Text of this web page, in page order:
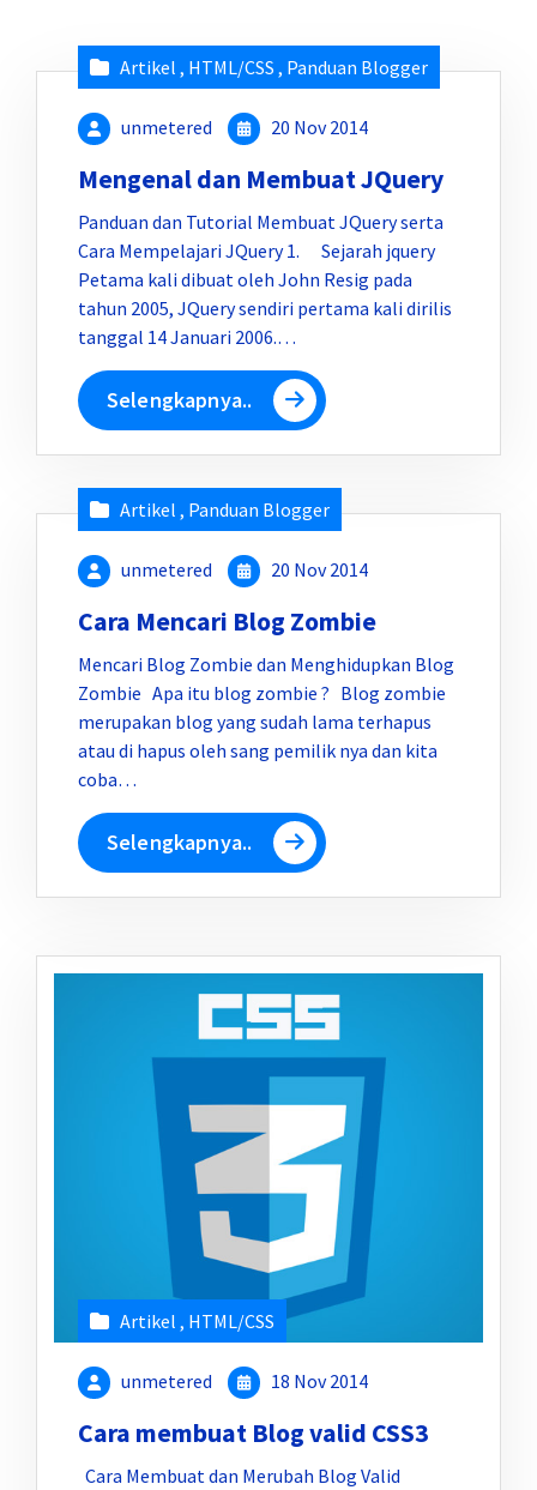
Artikel , HTML/CSS , Panduan Blogger
unmetered 20 Nov 2014
Mengenal dan Membuat JQuery
Panduan dan Tutorial Membuat JQuery serta
Cara Mempelajari JQuery 1. Sejarah jquery
Petama kali dibuat oleh John Resig pada
tahun 2005, JQuery sendiri pertama kali dirilis
tanggal 14 Januari 2006.…
Selengkapnya..
Artikel , Panduan Blogger
unmetered 20 Nov 2014
Cara Mencari Blog Zombie
Mencari Blog Zombie dan Menghidupkan Blog
Zombie Apa itu blog zombie ? Blog zombie
merupakan blog yang sudah lama terhapus
atau di hapus oleh sang pemilik nya dan kita
coba…
Selengkapnya..
Artikel , HTML/CSS
unmetered 18 Nov 2014
Cara membuat Blog valid CSS3
Cara Membuat dan Merubah Blog Valid